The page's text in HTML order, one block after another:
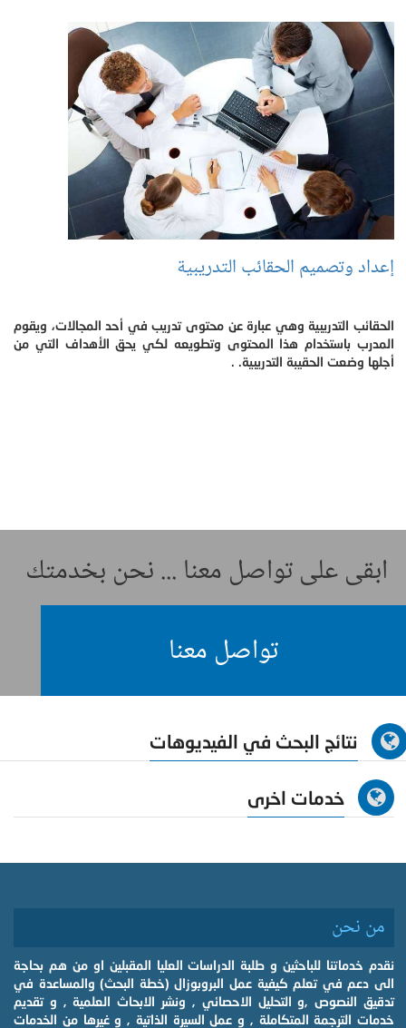
إعداد وتصميم الحقائب التدريبية
الحقائب التدريبية وهي عبارة عن محتوى تدريب في أحد المجالات، ويقوم
المدرب باستخدام هذا المحتوى وتطويعه لكي يحق الأهداف التي من
أجلها وضعت الحقيبة التدريبية. .
ابقى على تواصل معنا ... نحن بخدمتك
تواصل معنا
نتائج البحث في الفيديوهات
خدمات اخرى
من نحن
نقدم خدماتنا للباحثين و طلبة الدراسات العليا المقبلين او من هم بحاجة
الى دعم في تعلم كيفية عمل البروبوزال (خطة البحث) والمساعدة في
تدقيق النصوص ,و التحليل الاحصائي , ونشر الابحاث العلمية , و تقديم
خدمات الترجمة المتكاملة , و عمل السيرة الذاتية , و غيرها من الخدمات